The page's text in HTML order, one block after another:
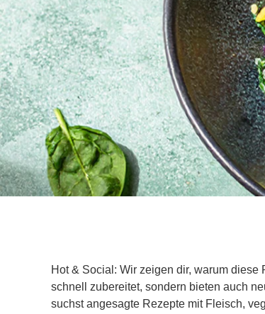
Hot & Social: Wir zeigen dir, warum diese
schnell zubereitet, sondern bieten auch
suchst angesagte Rezepte mit Fleisch,